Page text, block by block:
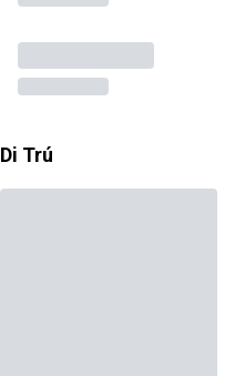
Di Trú